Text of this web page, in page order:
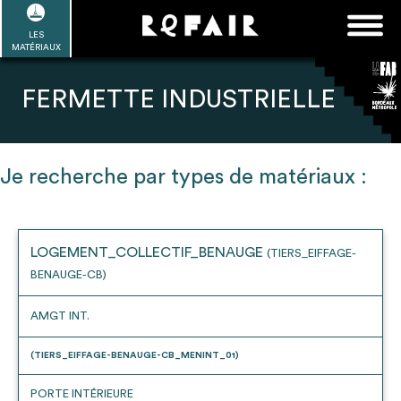
Passer
contenu
LES
MATÉRIAUX
EN SAVOIR PLUS
FAQ
Rechercher :
Refair mode d'emploi
1
Une fois connnecté, Télécharger les
FERMETTE INDUSTRIELLE
Je recherche par types de matériaux :
LOGEMENT_COLLECTIF_BENAUGE (TIERS_EIFFAGE-
BENAUGE-CB)
AMGT INT.
(TIERS_EIFFAGE-BENAUGE-CB_MENINT_01)
PORTE INTÉRIEURE